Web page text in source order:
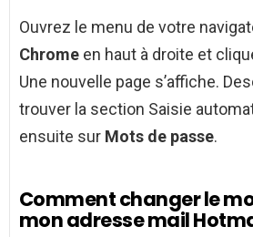
Ouvrez le menu de votre
Chrome en haut à droite et
Une nouvelle page s’affiche.
trouver la section Saisie
ensuite sur Mots de passe.
Comment changer le
mon adresse mail